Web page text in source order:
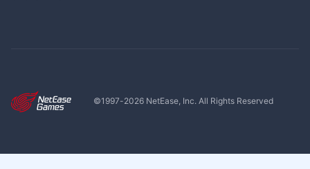
©1997-2026NetEase, Inc. All Rights Reserved